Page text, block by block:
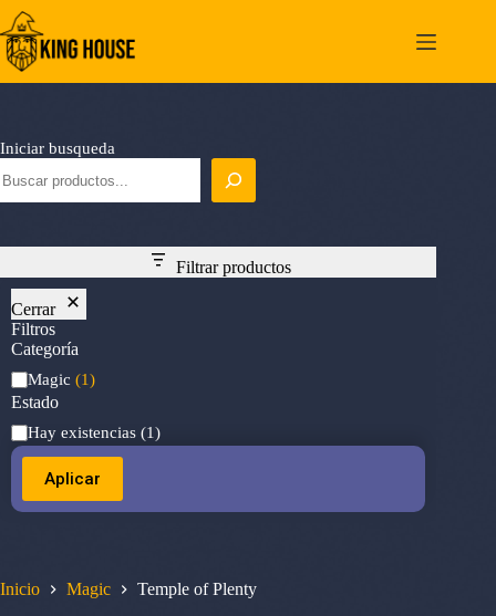
Saltar
al
contenido
Inicio Magic Temple of Plenty
Iniciar busqueda
Filtrar productos
Cerrar
Filtros
Categoría
Categoría
Magic (1)
Estado
Estado
Hay existencias (1)
Aplicar